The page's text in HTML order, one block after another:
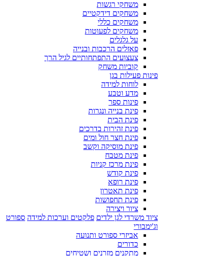
משחקי רגשות
משחקים דידקטיים
משחקים כללי
משחקים לפעוטות
על גלגלים
פאזלים הרכבות ובנייה
צעצועים התפתחותיים לגיל הרך
קוביות משחק
פינות פעילות בגן
לוחות למידה
מדע וטבע
פינות ספר
פינת בנייה ונגרות
פינת הבית
פינת זהירות בדרכים
פינת חצר חול ומים
פינת מוסיקה וקשב
פינת מטבח
פינת מרכז קניות
פינת קודש
פינת רופא
פינת תאטרון
פינת תחפושות
ציור ויצירה
ציוד משרדי לגן ילדים פלקטים וערכות למידה ספורט
וג'ימבורי
אביזרי ספורט ותנועה
כדורים
מתקנים מזרנים ושטיחים